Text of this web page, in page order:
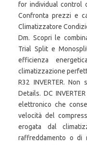
for individual control
Confronta prezzi e
Climatizzatore
Dm. Scopri le
Trial Split e
efficienza
climatizzazione
R32 INVERTER.
Details. DC
elettronico che
velocità del
erogata dal
raffreddamento o di